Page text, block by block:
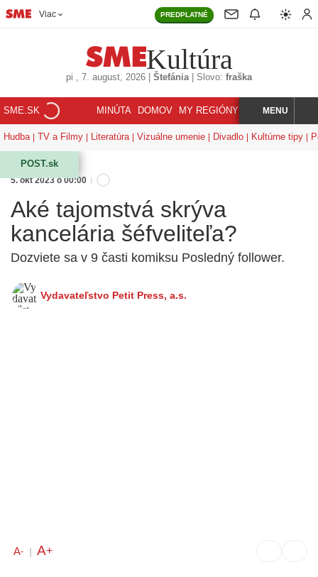
Viac PREDPLATNÉ
Kultúra
pi , 7. august, 2026 Štefánia| Slovo: fraška
SME.SK MINÚTA DOMOV MY REGIÓNY KORZÁR
HĽADAJMENU
Hudba TV a Filmy Literatúra Vizuálne umenie Divadlo Kultúrne tipy
POST.sk
5. okt 2023 o 00:00
Aké tajomstvá skrýva
kancelária šéfveliteľa?
Dozviete sa v 9 časti komiksu Posledný follower.
Vydavateľstvo Petit Press, a.s.
A- | A+